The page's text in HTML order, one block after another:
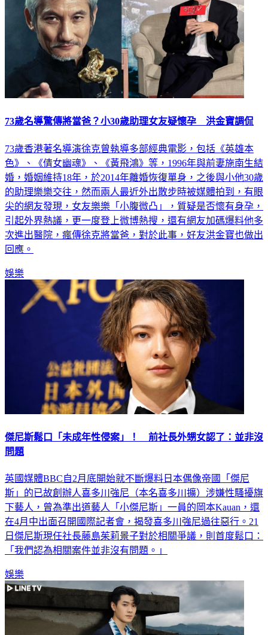
73歲香港著名導演徐克曾執導多部經典電影，包括《英雄本
色》、《倩女幽魂》、《黃飛鴻》等，1996年與前妻施南生結
婚，婚姻維持18年，於2014年離婚恢復單身，之後與小他30歲
的助理樂樂交往，然而兩人最近外出散步時被媒體拍到，有眼
尖的網友發現，女友樂樂「小腹微凸」，質疑是否懷有身孕，
引起外界熱議，更一度登上微博熱搜，還有網友加碼爆料他多
次進出醫院，瘋傳徐克將當爸，對於此事，好友洪金寶也做出
傑尼斯鬆口「未成年性侵案」！ 前社長外甥女認了：並非沒
英國媒體BBC自2月底開始就不斷爆料日本偶像帝國「傑尼
斯」的已故創辦人喜多川強尼（本名喜多川擴）涉嫌性騷擾旗
下藝人，曾為準出道藝人「小傑尼斯」一員的岡本Kauan，還
在4月中出面召開國際記者會，揭發喜多川強尼過往惡行。21
日傑尼斯現任社長藤島茱莉景子對於相關爭議，則首度鬆口：
娛樂